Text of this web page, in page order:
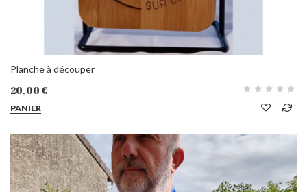
Planche à découper
20,00 €
PANIER